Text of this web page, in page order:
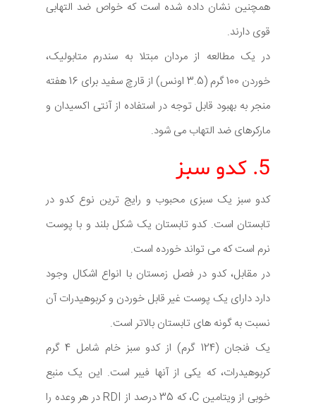
همچنین نشان داده شده است که خواص ضد التهابی
قوی دارند.
در یک مطالعه از مردان مبتلا به سندرم متابولیک،
خوردن 100 گرم (3.5 اونس) از قارچ سفید برای 16 هفته
منجر به بهبود قابل توجه در استفاده از آنتی اکسیدان و
مارکرهای ضد التهاب می شود.
5. کدو سبز
کدو سبز یک سبزی محبوب و رایج ترین نوع کدو در
تابستان است. کدو تابستان یک شکل بلند و با پوست
نرم است که می تواند خورده است.
در مقابل، کدو در فصل زمستان با انواع اشکال وجود
دارد دارای یک پوست غیر قابل خوردن و کربوهیدرات آن
نسبت به گونه های تابستان بالاتر است.
یک فنجان (124 گرم) از کدو سبز خام شامل 4 گرم
کربوهیدرات، که یکی از آنها فیبر است. این یک منبع
خوبی از ویتامین C، که 35 درصد از RDI در هر وعده را